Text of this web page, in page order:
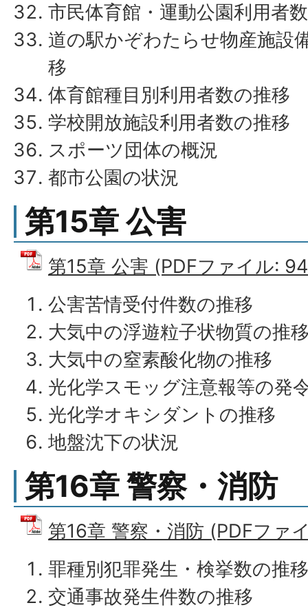
市民体育館・運動公園利用者
道の駅かぞわたらせ物産施設
移
体育館種目別利用者数の推移
学校開放施設利用者数の推移
スポーツ団体の概況
都市公園の状況
第15章 公害
第15章 公害 (PDFファイル:
公害苦情受付件数の推移
大気中の浮遊粒子状物質の推
大気中の窒素酸化物の推移
光化学スモッグ注意報等の発
光化学オキシダントの推移
地盤沈下の状況
第16章 警察・消防
第16章 警察・消防 (PDFファ
罪種別犯罪発生・検挙数の推移
交通事故発生件数の推移